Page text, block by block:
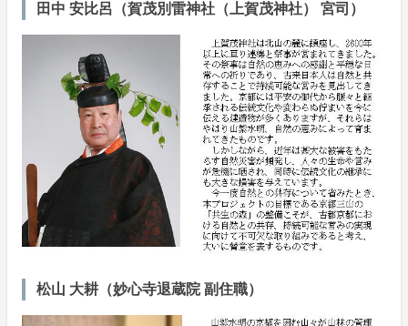
田中 安比呂（賀茂別雷神社（上賀茂神社） 宮司）
松山 大耕（妙心寺退蔵院 副住職）